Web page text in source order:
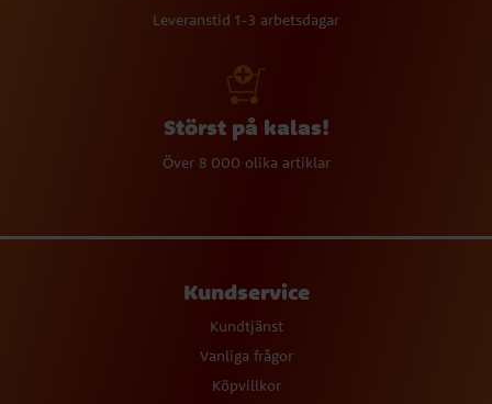
Leveranstid 1-3 arbetsdagar
Störst på kalas!
Över 8 000 olika artiklar
Kundservice
Kundtjänst
Vanliga frågor
Köpvillkor